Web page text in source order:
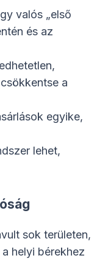
valós „első
és az
a
egyike,
lehet,
sok területen,
helyi bérekhez